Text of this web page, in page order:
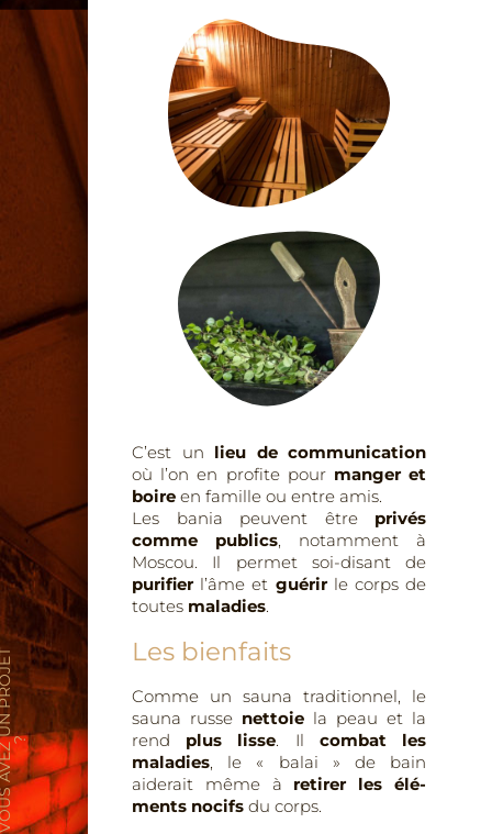
?
C’est un lieu de communication
où l’on en profite pour manger et
boire en famille ou entre amis.
Les bania peuvent être privés
comme publics, notamment à
Moscou. Il permet soi-disant de
purifierl’âme et guérirle corps de
toutes maladies.
Les bienfaits
Comme un sauna traditionnel, le
sauna russe nettoie la peau et la
rend plus lisse. Il combat les
maladies, le « balai » de bain
aiderait même à retirer les élé­
ments nocifs du corps.